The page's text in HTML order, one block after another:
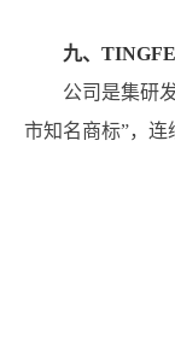
九、
公司是集研
市知名商标”，连